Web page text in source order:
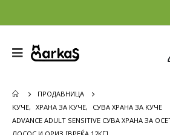
ПРОДАВНИЦА
КУЧЕ, ХРАНА ЗА КУЧЕ,
СУВА ХРАНА ЗА КУЧЕ
ADVANCE ADULT SENSITIVE СУВА ХРАНА ЗА